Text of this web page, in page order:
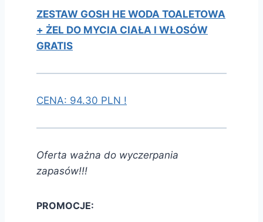
ZESTAW GOSH HE WODA TOALETOWA
+ ŻEL DO MYCIA CIAŁA I WŁOSÓW
GRATIS
CENA: 94.30 PLN !
Oferta ważna do wyczerpania
zapasów!!!
PROMOCJE: